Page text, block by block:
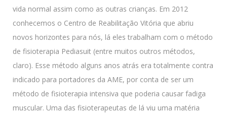
vida normal assim como as outras crianças. Em 2012
conhecemos o Centro de Reabilitação Vitória que abriu
novos horizontes para nós, lá eles trabalham com o método
de fisioterapia Pediasuit (entre muitos outros métodos,
claro). Esse método alguns anos atrás era totalmente contra
indicado para portadores da AME, por conta de ser um
método de fisioterapia intensiva que poderia causar fadiga
muscular. Uma das fisioterapeutas de lá viu uma matéria